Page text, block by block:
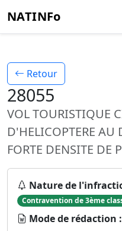
NATINFo
Retour
28055
VOL TOURISTIQUE
D'HELICOPTERE AU
FORTE DENSITE DE
Nature de
Contravention de 3ème
Mode de rédaction :